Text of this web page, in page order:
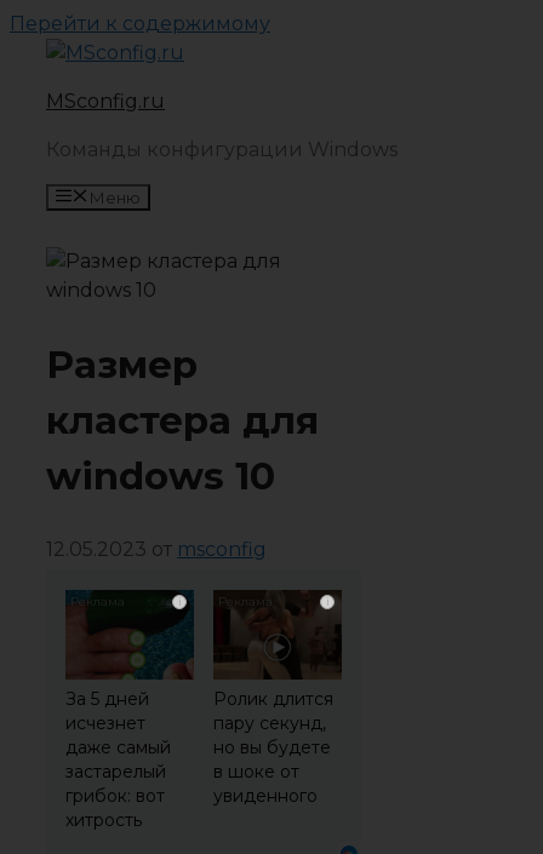
Перейти к содержимому
MSconfig.ru
Команды конфигурации Windows
Меню
Размер
кластера для
windows 10
12.05.2023 от msconfig
i
За 5 дней
исчезнет
даже самый
застарелый
грибок: вот
хитрость
i
Ролик длится
пару секунд,
но вы будете
в шоке от
увиденного